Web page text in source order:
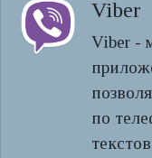
Viber
Viber -
по